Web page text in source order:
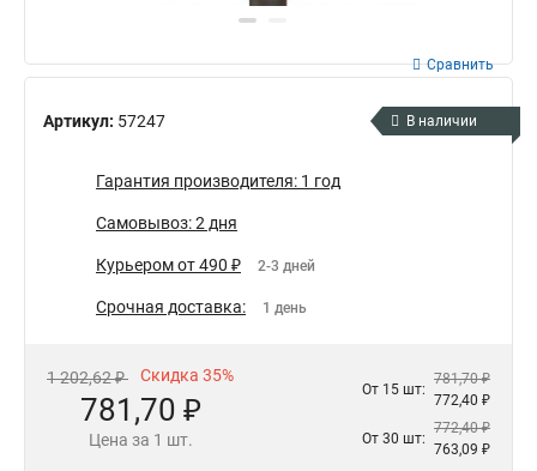
Артикул: 57247
Сравнить
В наличии
Гарантия производителя: 1 год
Самовывоз: 2 дня
Курьером от 490 ₽ 2-3 дней
Срочная доставка: 1 день
1 202,62 ₽ Скидка 35%
781,70 ₽
Цена за 1 шт.
От 15 шт:
781,70 ₽
772,40 ₽
От 30 шт:
772,40 ₽
763,09 ₽